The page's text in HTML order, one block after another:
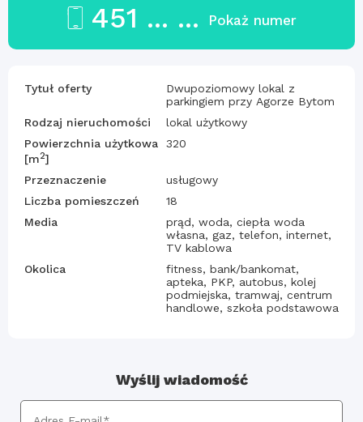
451 ... ...
Pokaż numer
Tytuł oferty
Dwupoziomowy lokal z
parkingiem przy Agorze Bytom
Rodzaj nieruchomości
lokal użytkowy
Powierzchnia użytkowa
[m2]
320
Przeznaczenie
usługowy
Liczba pomieszczeń
18
Media
prąd, woda, ciepła woda
własna, gaz, telefon, internet,
TV kablowa
Okolica
fitness, bank/bankomat,
apteka, PKP, autobus, kolej
podmiejska, tramwaj, centrum
handlowe, szkoła podstawowa
Wyślij wiadomość